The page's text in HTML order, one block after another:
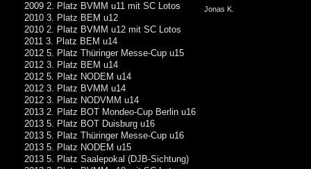
Jonas K.
2009 2. Platz BVMM u11 mit SC Lotos
2010 3. Platz BEM u12
2010 2. Platz BVMM u12 mit SC Lotos
2011 3. Platz BEM u14
2012 5. Platz Thüringer Messe-Cup u15
2012 3. Platz BEM u14
2012 5. Platz NODEM u14
2012 3. Platz BVMM u14
2012 3. Platz NODVMM u14
2013 2. Platz BOT Mondeo-Cup Berlin u16
2013 5. Platz BOT Duisburg u16
2013 5. Platz Thüringer Messe-Cup u16
2013 5. Platz NODEM u15
2013 5. Platz Saalepokal (DJB-Sichtung)